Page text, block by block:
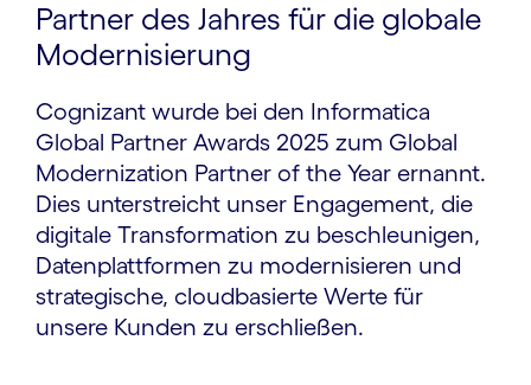
Partner des Jahres für die globale
Modernisierung
Cognizant wurde bei den Informatica
Global Partner Awards 2025 zum Global
Modernization Partner of the Year ernannt.
Dies unterstreicht unser Engagement, die
digitale Transformation zu beschleunigen,
Datenplattformen zu modernisieren und
strategische, cloudbasierte Werte für
unsere Kunden zu erschließen.